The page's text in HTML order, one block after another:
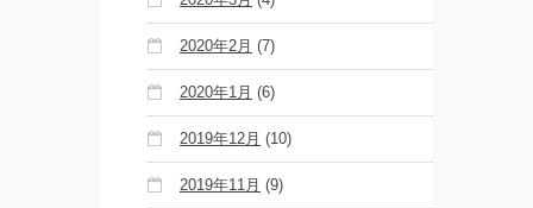
2020年2月 (7)
2020年1月 (6)
2019年12月 (10)
2019年11月 (9)